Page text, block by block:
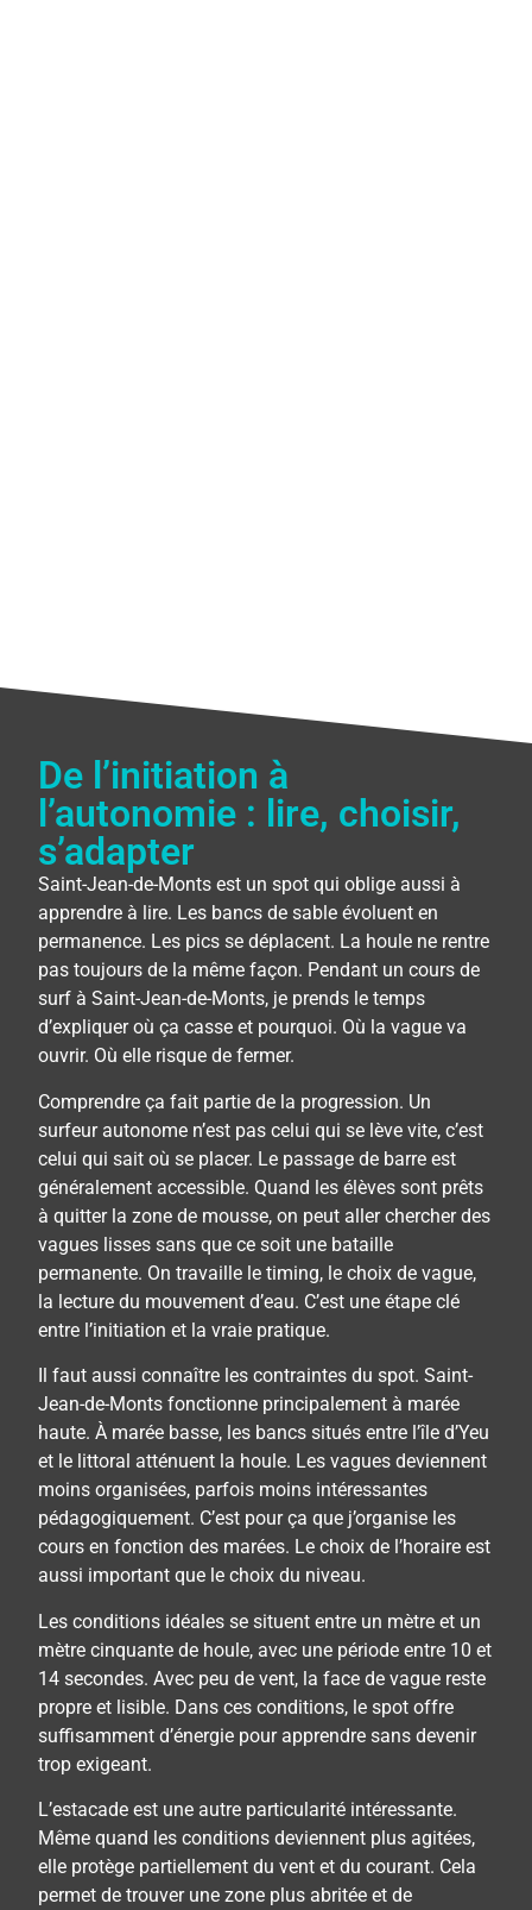
De l’initiation à
l’autonomie : lire, choisir,
s’adapter
Saint-Jean-de-Monts est un spot qui oblige aussi à
apprendre à lire. Les bancs de sable évoluent en
permanence. Les pics se déplacent. La houle ne rentre
pas toujours de la même façon. Pendant un cours de
surf à Saint-Jean-de-Monts, je prends le temps
d’expliquer où ça casse et pourquoi. Où la vague va
ouvrir. Où elle risque de fermer.
Comprendre ça fait partie de la progression. Un
surfeur autonome n’est pas celui qui se lève vite, c’est
celui qui sait où se placer. Le passage de barre est
généralement accessible. Quand les élèves sont prêts
à quitter la zone de mousse, on peut aller chercher des
vagues lisses sans que ce soit une bataille
permanente. On travaille le timing, le choix de vague,
la lecture du mouvement d’eau. C’est une étape clé
entre l’initiation et la vraie pratique.
Il faut aussi connaître les contraintes du spot. Saint-
Jean-de-Monts fonctionne principalement à marée
haute. À marée basse, les bancs situés entre l’île d’Yeu
et le littoral atténuent la houle. Les vagues deviennent
moins organisées, parfois moins intéressantes
pédagogiquement. C’est pour ça que j’organise les
cours en fonction des marées. Le choix de l’horaire est
aussi important que le choix du niveau.
Les conditions idéales se situent entre un mètre et un
mètre cinquante de houle, avec une période entre 10 et
14 secondes. Avec peu de vent, la face de vague reste
propre et lisible. Dans ces conditions, le spot offre
suffisamment d’énergie pour apprendre sans devenir
trop exigeant.
L’estacade est une autre particularité intéressante.
Même quand les conditions deviennent plus agitées,
elle protège partiellement du vent et du courant. Cela
permet de trouver une zone plus abritée et de